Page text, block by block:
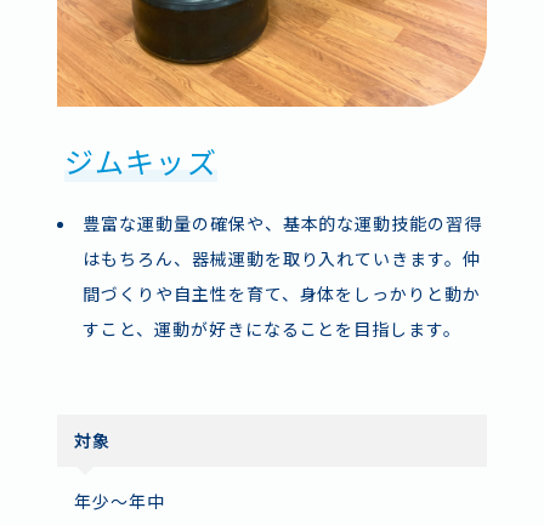
よくあるご質問
ボランティア お問い合わせ
施設情報・アクセス プライバシーポリシー
ジムキッズ
豊富な運動量の確保や、基本的な運動技能の習得
はもちろん、器械運動を取り入れていきます。仲
間づくりや自主性を育て、身体をしっかりと動か
すこと、運動が好きになることを目指します。
対象
年少～年中
ジュニア体育
コーディネーション*を中心にプログラムを行い
適切な身のこなしを身につけます
* 運動に必要な、リズム・バランス・連結・反応・定位・変
換・識別の7つの能力
とを目指します。
ジムナスティックス(体操)A
ジムナスティックスA / Bでは、ワッペン毎にグループを
決定し、参加者それぞれの進度に合わせた指導を行いま
す。
グループで活動することにより社会性を身につけ
「できた」喜びを共に実感することで、チャレン
ジムナスティックス(体操)B
ジムナスティックスA / Bでは、ワッペン毎にグループを
決定し、参加者それぞれの進度に合わせた指導を行いま
す。
グループで活動することにより社会性を身につけ
「できた」喜びを共に実感することで、チャレン